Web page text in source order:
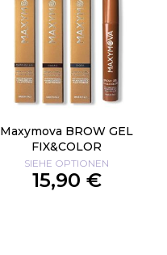
Maxymova BROW GEL
FIX&COLOR
SIEHE OPTIONEN
15,90 €